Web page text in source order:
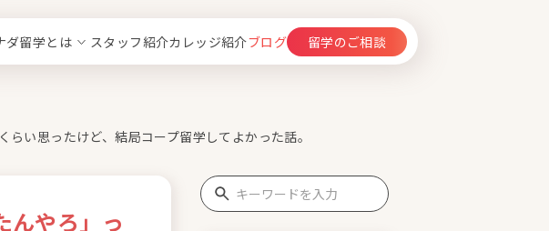
ダ留学とは スタッフ紹介カレッジ紹介ブログ 留学のご相談
い思ったけど、結局コープ留学してよかった話。
んやろ」っ